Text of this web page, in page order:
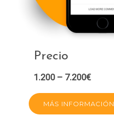
Precio
1.200 – 7.200€
MÁS INFORMACIÓN